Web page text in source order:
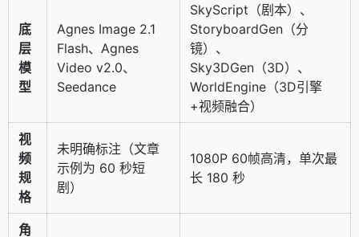
底
层
模
型
Agnes Image 2.1
Flash、Agnes
Video v2.0、
Seedance
SkyScript（剧本）、
StoryboardGen（分
镜）、
Sky3DGen（3D）、
WorldEngine（3D引擎
+视频融合）
视
频
规
格
未明确标注（文章
示例为 60 秒短
剧）
1080P 60帧高清，单次最
长 180 秒
角